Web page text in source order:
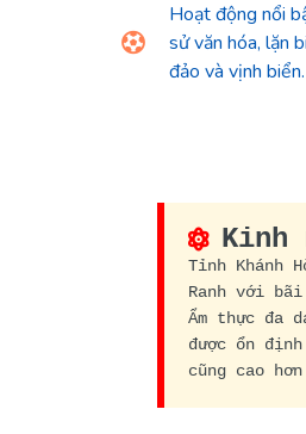
Hoạt động nổi
sử văn hóa, lặn
đảo và vịnh biển.
Kinh
Tỉnh Khánh
Ranh với
Ẩm thực đa
được ổn
cũng cao